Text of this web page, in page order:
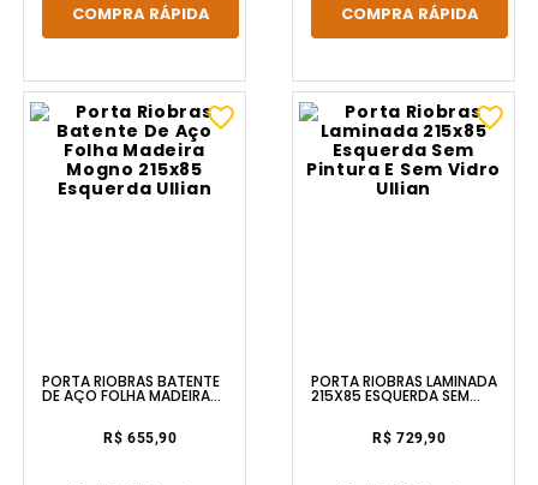
COMPRA RÁPIDA COMPRA RÁPIDA
PORTA RIOBRAS BATENTE
DE AÇO FOLHA MADEIRA
MOGNO 215X85 ESQUERDA
R$ 655,90
PORTA RIOBRAS LAMINADA
215X85 ESQUERDA SEM
PINTURA E SEM VIDRO ULLIAN
R$ 729,90